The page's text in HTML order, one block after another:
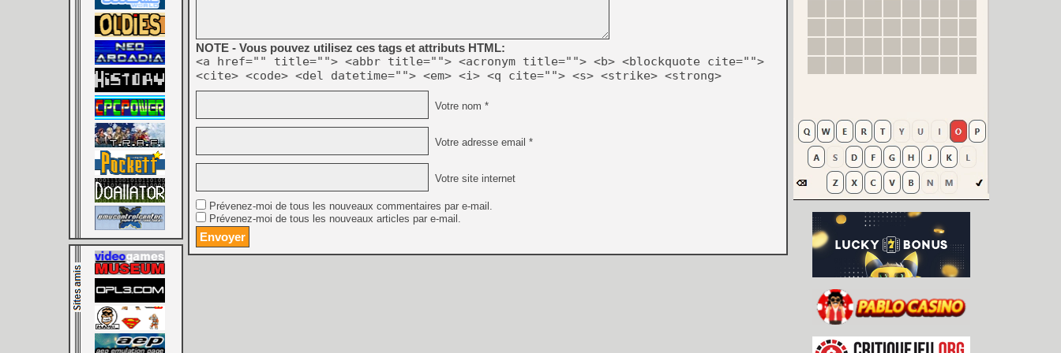
NOTE - Vous pouvez utilisez ces tags et attributs HTML:
<a href="" title=""> <abbr title=""> <acronym title=""> <b> <blockquote cite="">
<cite> <code> <del datetime=""> <em> <i> <q cite=""> <s> <strike> <strong>
Votre nom *
Votre adresse email *
Votre site internet
Prévenez-moi de tous les nouveaux commentaires par e-mail.
Prévenez-moi de tous les nouveaux articles par e-mail.